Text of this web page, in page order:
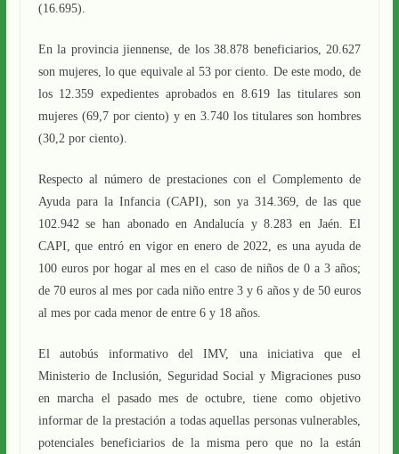
(16.695).
En la provincia jiennense, de los 38.878 beneficiarios, 20.627
son mujeres, lo que equivale al 53 por ciento. De este modo, de
los 12.359 expedientes aprobados en 8.619 las titulares son
mujeres (69,7 por ciento) y en 3.740 los titulares son hombres
(30,2 por ciento).
Respecto al número de prestaciones con el Complemento de
Ayuda para la Infancia (CAPI), son ya 314.369, de las que
102.942 se han abonado en Andalucía y 8.283 en Jaén. El
CAPI, que entró en vigor en enero de 2022, es una ayuda de
100 euros por hogar al mes en el caso de niños de 0 a 3 años;
de 70 euros al mes por cada niño entre 3 y 6 años y de 50 euros
al mes por cada menor de entre 6 y 18 años.
El autobús informativo del IMV, una iniciativa que el
Ministerio de Inclusión, Seguridad Social y Migraciones puso
en marcha el pasado mes de octubre, tiene como objetivo
informar de la prestación a todas aquellas personas vulnerables,
potenciales beneficiarios de la misma pero que no la están